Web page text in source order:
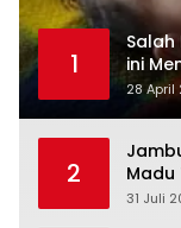
1
Salah
ini
28 April
2
Madu
31 Juli